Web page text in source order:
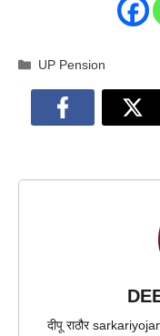
Categories
UP Pension
दीपू राठौर